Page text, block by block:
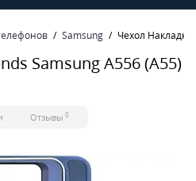
Samsung Чехол
Samsung A556 (A55)
Отзывы 0